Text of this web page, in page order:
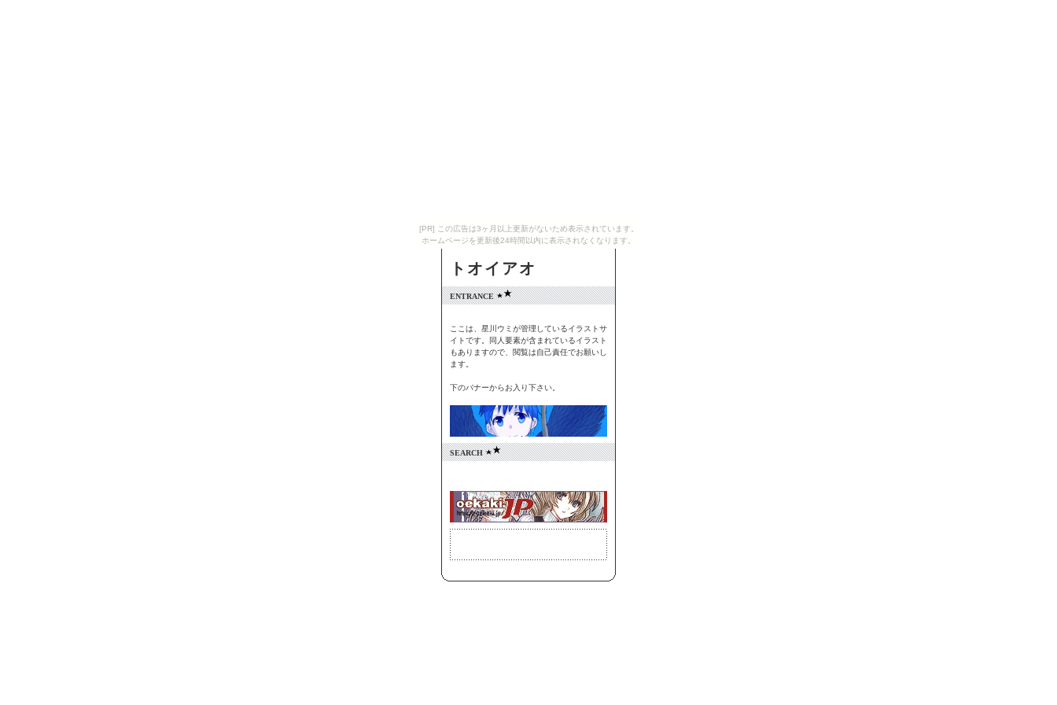
[PR] この広告は3ヶ月以上更新がないため表示されています。
ホームページを更新後24時間以内に表示されなくなります。
トオイアオ
ENTRANCE
ここは、星川ウミが管理しているイラストサ
イトです。同人要素が含まれているイラスト
もありますので、閲覧は自己責任でお願いし
ます。
下のバナーからお入り下さい。
SEARCH